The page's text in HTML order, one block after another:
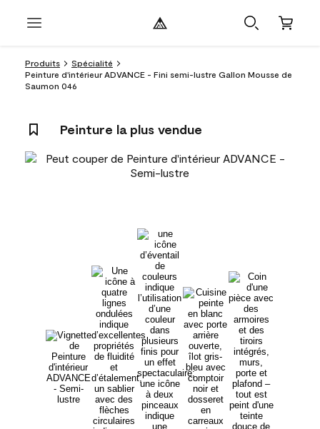
Produits
Spécialité
Peinture d'intérieur ADVANCE - Fini semi-lustre Gallon Mousse de
Saumon 046
Peinture la plus vendue